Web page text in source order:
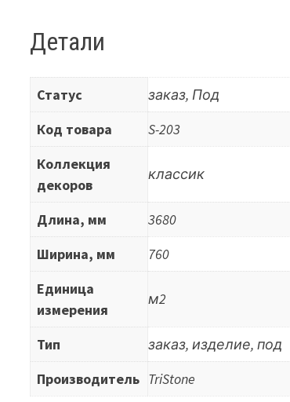
Детали
Статус
заказ, Под
Код товара
S-203
Коллекция
декоров
классик
Длина, мм
3680
Ширина, мм
760
Единица
измерения
м2
Тип
заказ, изделие, под
Производитель TriStone